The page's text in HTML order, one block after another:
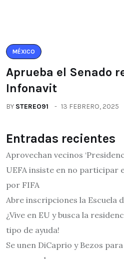
MÉXICO
Aprueba el Senado
Infonavit
BY STEREO91 13 FEBRERO, 2025
Entradas recientes
Aprovechan vecinos
UEFA insiste en no participar
por FIFA
Abre inscripciones la Escuela
¿Vive en EU y busca la
tipo de ayuda!
Se unen DiCaprio y Bezos